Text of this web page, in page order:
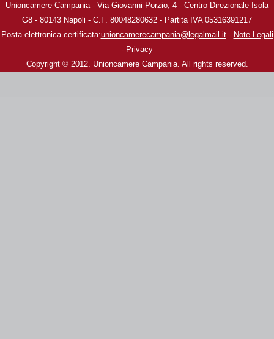
Unioncamere Campania - Via Giovanni Porzio, 4 - Centro Direzionale Isola
G8 - 80143 Napoli - C.F. 80048280632 - Partita IVA 05316391217
Posta elettronica certificata:unioncamerecampania@legalmail.it- Note Legali
- Privacy
Copyright © 2012. Unioncamere Campania. All rights reserved.